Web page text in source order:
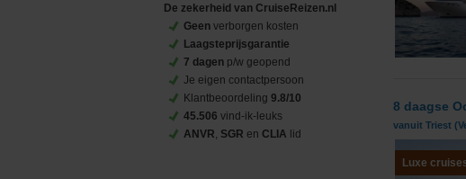
De zekerheid van CruiseReizen.nl
Geen verborgen kosten
Laagsteprijsgarantie
7 dagen p/w geopend
Je eigen contactpersoon
Klantbeoordeling 9.8/10
45.506 vind-ik-leuks
ANVR, SGR en CLIA lid
8 daagse
vanuit Triest
Luxe